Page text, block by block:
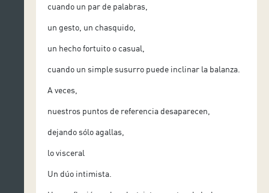
cuando un par de palabras,
un gesto, un chasquido,
un hecho fortuito o casual,
cuando un simple susurro puede inclinar la balanza.
A veces,
nuestros puntos de referencia desaparecen,
dejando sólo agallas,
lo visceral
Un dúo intimista.